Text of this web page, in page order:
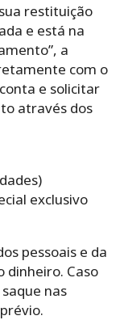
restituição
e está na
a
com o
e solicitar
através dos
exclusivo
pessoais e da
dinheiro. Caso
nas